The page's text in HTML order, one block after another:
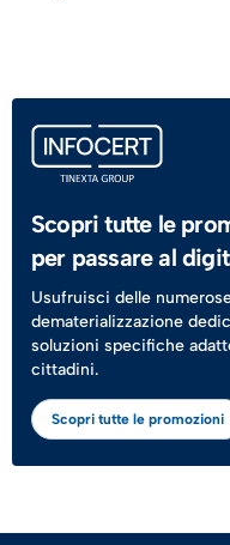
Scopri tutte le
per passare al
Usufruisci delle
dematerializzazione
soluzioni specifiche
cittadini.
Scopri tutte le promozioni